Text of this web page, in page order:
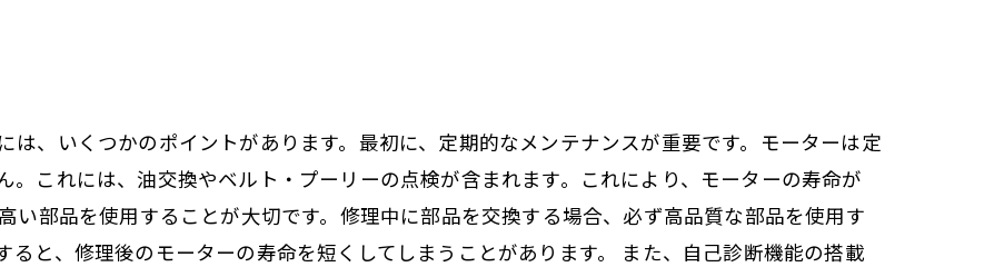
は、いくつかのポイントがあります。最初に、定期的なメンテナンスが重要です。モーターは定
これには、油交換やベルト・プーリーの点検が含まれます。これにより、モーターの寿命が
い部品を使用することが大切です。修理中に部品を交換する場合、必ず高品質な部品を使用す
ると、修理後のモーターの寿命を短くしてしまうことがあります。 また、自己診断機能の搭載